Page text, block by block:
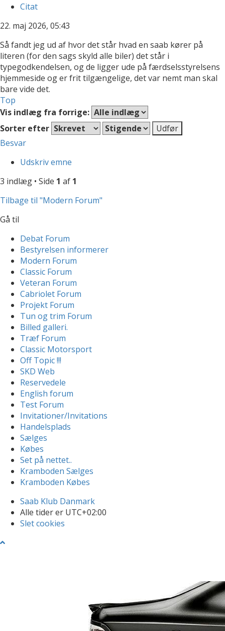
Citat
22. maj 2026, 05:43
Så fandt jeg ud af hvor det står hvad en saab kører på
literen (for den sags skyld alle biler) det står i
typegodkendelsen, og de ligger ude på færdselsstyrelsens
hjemmeside og er frit tilgængelige, det var nemt man skal
bare vide det.
Top
Vis indlæg fra forrige:
Sorter efter
Besvar
Udskriv emne
3 indlæg • Side 1 af 1
Tilbage til "Modern Forum"
Gå til
Debat Forum
Bestyrelsen informerer
Modern Forum
Classic Forum
Veteran Forum
Cabriolet Forum
Projekt Forum
Tun og trim Forum
Billed galleri.
Træf Forum
Classic Motorsport
Off Topic !!!
SKD Web
Reservedele
English forum
Test Forum
Invitationer/Invitations
Handelsplads
Sælges
Købes
Set på nettet..
Kramboden Sælges
Kramboden Købes
Saab Klub Danmark
Alle tider er UTC+02:00
Slet cookies